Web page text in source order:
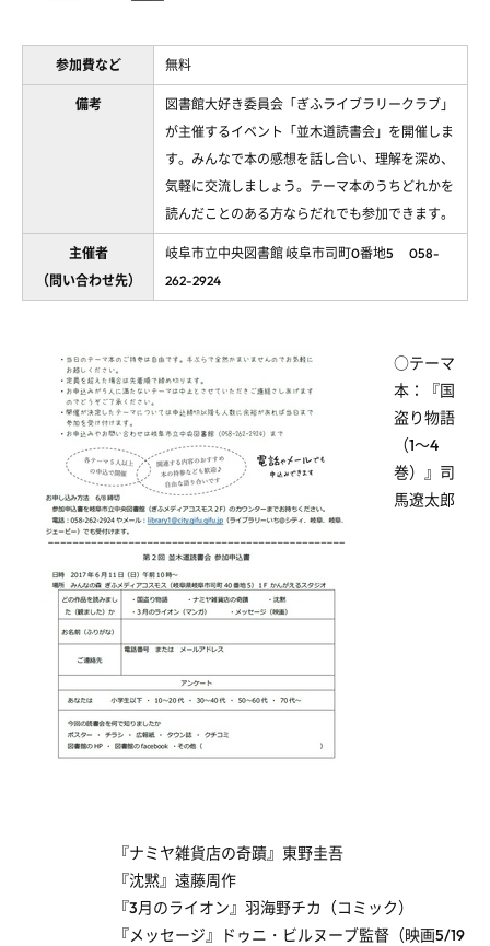
参加費など 無料
備考
図書館大好き委員会「ぎふライブラリークラブ」
が主催するイベント「並木道読書会」を開催しま
す。みんなで本の感想を話し合い、理解を深め、
気軽に交流しましょう。テーマ本のうちどれかを
読んだことのある方ならだれでも参加できます。
主催者
（問い合わせ先）
岐阜市立中央図書館 岐阜市司町0番地5 058-
262-2924
○テーマ
本：『国
盗り物語
（1～4
巻）』司
馬遼太郎
『ナミヤ雑貨店の奇蹟』東野圭吾
『沈黙』遠藤周作
『3月のライオン』羽海野チカ（コミック）
『メッセージ』ドゥニ・ビルヌーブ監督（映画5/19